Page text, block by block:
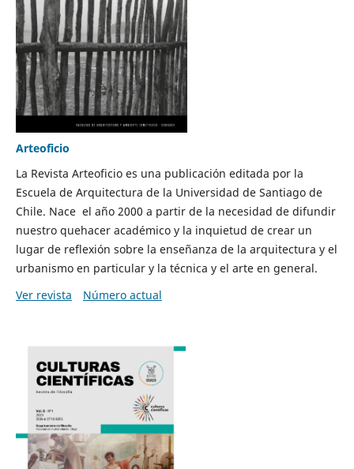
Arteoficio
La Revista Arteoficio es una publicación editada por la
Escuela de Arquitectura de la Universidad de Santiago de
Chile. Nace el año 2000 a partir de la necesidad de difundir
nuestro quehacer académico y la inquietud de crear un
lugar de reflexión sobre la enseñanza de la arquitectura y el
urbanismo en particular y la técnica y el arte en general.
Ver revista
Número actual